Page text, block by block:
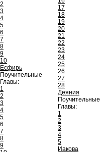
2
3
4
5
6
7
8
9
10
Есфирь
Поучительные
Главы:
1
2
3
4
5
6
7
8
9
17
18
19
20
21
22
23
24
25
26
27
28
Деяния
Поучительные
Главы:
1
2
3
4
5
Иакова